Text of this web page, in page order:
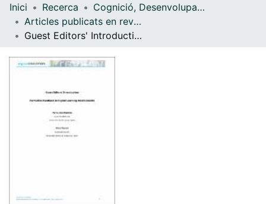
Navega per tot el DD
Com publicar
Inici Recerca
Cognició, Desenvolupament i Psicologia de l'Educació
Articles publicats en revistes (Cognició, Desenvolupament i Psicologia de l'Educació)
Guest Editors' Introduction: Formative feedback in digital learning environments